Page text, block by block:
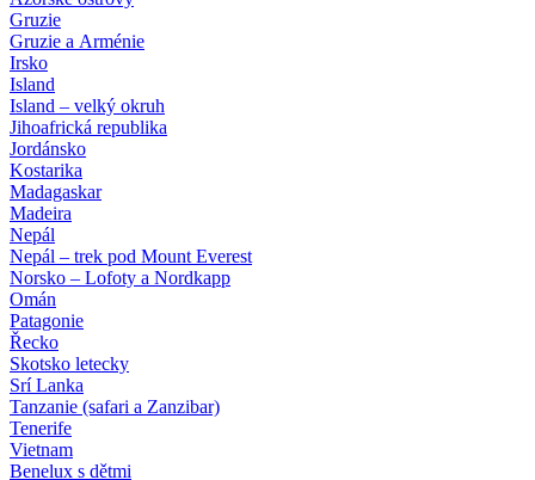
Gruzie
Gruzie a Arménie
Irsko
Island
Island – velký okruh
Jihoafrická republika
Jordánsko
Kostarika
Madagaskar
Madeira
Nepál
Nepál – trek pod Mount Everest
Norsko – Lofoty a Nordkapp
Omán
Patagonie
Řecko
Skotsko letecky
Srí Lanka
Tanzanie (safari a Zanzibar)
Tenerife
Vietnam
Benelux s dětmi